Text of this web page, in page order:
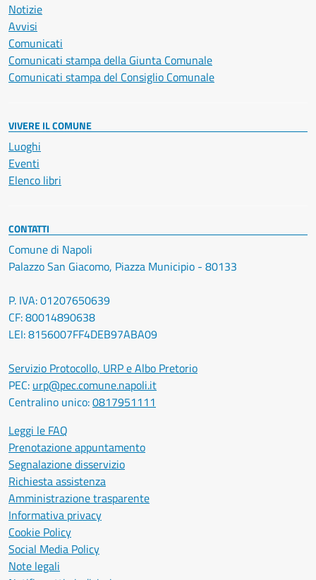
Notizie
Avvisi
Comunicati
Comunicati stampa della Giunta Comunale
Comunicati stampa del Consiglio Comunale
VIVERE IL COMUNE
Luoghi
Eventi
Elenco libri
CONTATTI
Comune di Napoli
Palazzo San Giacomo, Piazza Municipio - 80133
P. IVA: 01207650639
CF: 80014890638
LEI: 8156007FF4DEB97ABA09
Servizio Protocollo, URP e Albo Pretorio
PEC: urp@pec.comune.napoli.it
Centralino unico:0817951111
Leggi le FAQ
Prenotazione appuntamento
Segnalazione disservizio
Richiesta assistenza
Amministrazione trasparente
Informativa privacy
Cookie Policy
Social Media Policy
Note legali